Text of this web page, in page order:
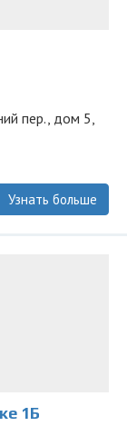
пер., дом 5,
Узнать больше
1Б